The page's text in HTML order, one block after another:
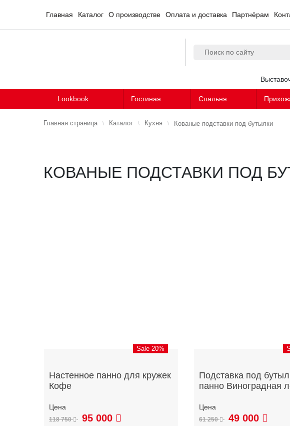
Главная Каталог О производстве Оплата и доставка Партнёрам
Lookbook Гостиная Спальня
Главная страница Каталог Кухня Кованые подставки под бутылки
КОВАНЫЕ ПОДСТАВКИ ПОД
Sale 20%
Настенное панно для кружек
Кофе
118 750 95 000
Подставка под
панно Виноградная
61 250 49 000